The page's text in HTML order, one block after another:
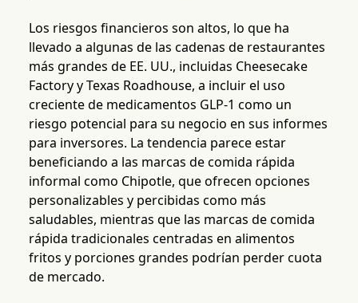
Los riesgos financieros son altos, lo que ha
llevado a algunas de las cadenas de restaurantes
más grandes de EE. UU., incluidas Cheesecake
Factory y Texas Roadhouse, a incluir el uso
creciente de medicamentos GLP-1 como un
riesgo potencial para su negocio en sus informes
para inversores. La tendencia parece estar
beneficiando a las marcas de comida rápida
informal como Chipotle, que ofrecen opciones
personalizables y percibidas como más
saludables, mientras que las marcas de comida
rápida tradicionales centradas en alimentos
fritos y porciones grandes podrían perder cuota
de mercado.